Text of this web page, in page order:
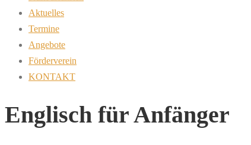
Aktuelles
Termine
Angebote
Förderverein
KONTAKT
Englisch für Anfänger